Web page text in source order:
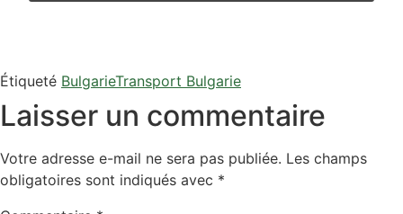
Étiqueté BulgarieTransport Bulgarie
Laisser un commentaire
Votre adresse e-mail ne sera pas publiée. Les champs
obligatoires sont indiqués avec *